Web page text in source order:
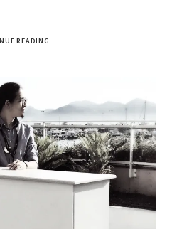
READING